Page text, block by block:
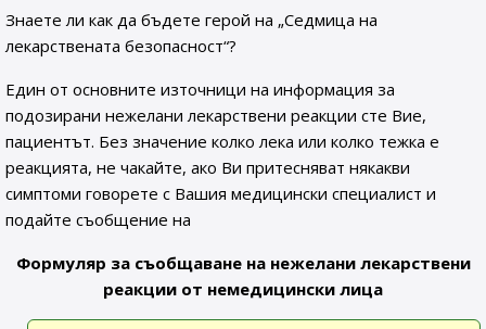
Знаете ли как да бъдете герой на „Седмица на
лекарствената безопасност“?
Един от основните източници на информация за
подозирани нежелани лекарствени реакции сте Вие,
пациентът. Без значение колко лека или колко тежка е
реакцията, не чакайте, ако Ви притесняват някакви
симптоми говорете с Вашия медицински специалист и
подайте съобщение на
Формуляр за съобщаване на нежелани лекарствени
реакции от немедицински лица